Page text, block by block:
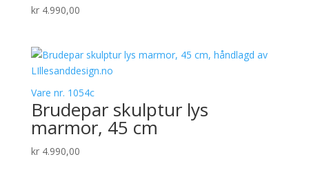
kr4.990,00
Vare nr. 1054c
Brudepar skulptur lys
marmor, 45 cm
kr4.990,00